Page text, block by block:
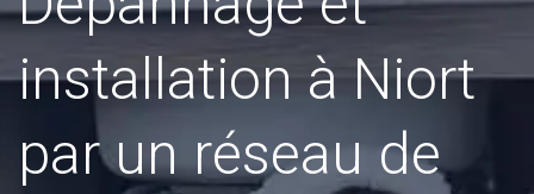
installation à Niort
par un réseau de